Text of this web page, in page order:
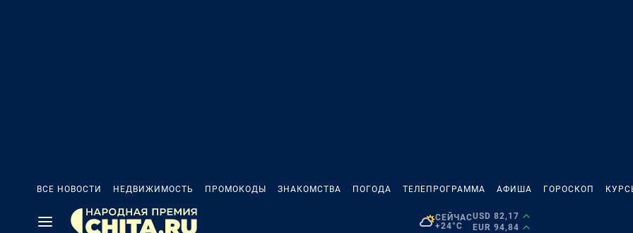
ВСЕ НОВОСТИ НЕДВИЖИМОСТЬ ПРОМОКОДЫ ЗНАКОМСТВА ПОГОДА ТЕЛЕПРОГРАММА АФИША ГОРОСКОП
СЕЙЧАС
+24°C
USD 82,17
EUR 94,84